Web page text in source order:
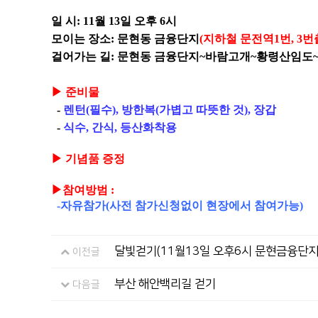
일 시: 11월 13일 오후 6시
모이는 장소: 문현동 금융단지 (지하철 문전역1번, 3번
걸어가는 길: 문현동 금융단지~바람고개~황령산임도
▶ 준비물
- 렌턴(필수), 방한복(가볍고 따뜻한 것), 장갑
- 식수, 간식, 등산화착용
▶ 기념품 증정
▶참여방범 :
-자유참가(사전 참가신청없이 현장에서 참여가능)
이전글 달빛걷기(11월13일 오후6시 문현금융단
다음글 부산 해안백리길 걷기